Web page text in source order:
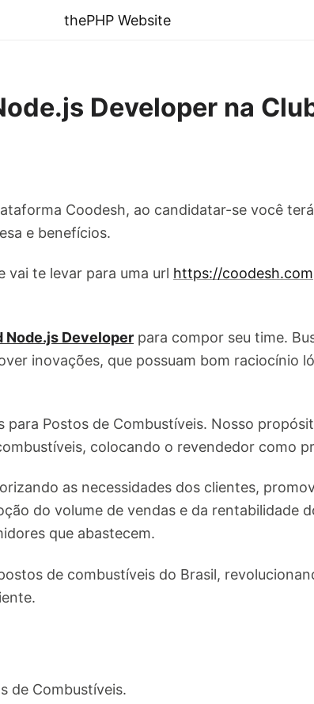
thePHP Website
Developer na
Coodesh, ao candidatar-se você
e benefícios.
vai te levar para uma url https://coodesh.com
Node.js Developer para compor seu time.
inovações, que possuam bom raciocínio
para Postos de Combustíveis. Nosso
colocando o revendedor como
as necessidades dos clientes,
do volume de vendas e da rentabilidade
que abastecem.
de combustíveis do Brasil,
de Combustíveis.